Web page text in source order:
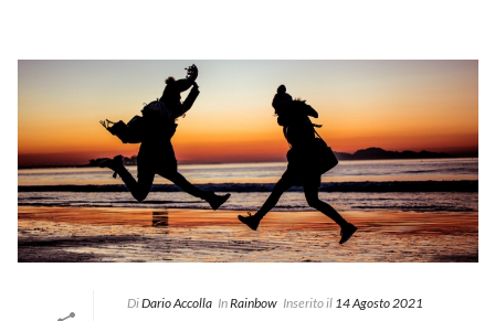
DiDario Accolla InRainbow Inserito il 14 Agosto 2021